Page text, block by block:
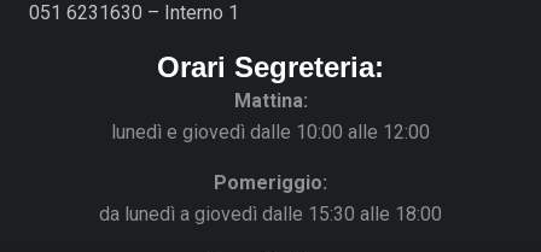
051 6231630 – Interno 1
Orari Segreteria:
Mattina:
lunedì e giovedì dalle 10:00 alle 12:00
Pomeriggio:
da lunedì a giovedì dalle 15:30 alle 18:00